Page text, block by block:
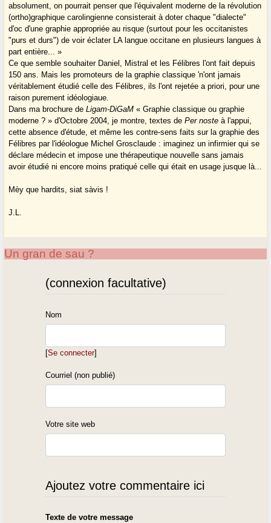
absolument, on pourrait penser que l'équivalent moderne de la révolution
(ortho)graphique carolingienne consisterait à doter chaque "dialecte"
d'oc d'une graphie appropriée au risque (surtout pour les occitanistes
"purs et durs") de voir éclater LA langue occitane en plusieurs langues à
part entière... »
Ce que semble souhaiter Daniel, Mistral et les Félibres l'ont fait depuis
150 ans. Mais les promoteurs de la graphie classique 'n'ont jamais
véritablement étudié celle des Félibres, ils l'ont rejetée a priori, pour une
raison purement idéologiaue.
Dans ma brochure deLigam-DiGaM « Graphie classique ou graphie
moderne ? » d'Octobre 2004, je montre, textes dePer noste à l'appui,
cette absence d'étude, et même les contre-sens faits sur la graphie des
Félibres par l'idéologue Michel Grosclaude : imaginez un infirmier qui se
déclare médecin et impose une thérapeutique nouvelle sans jamais
avoir étudié ni encore moins pratiqué celle qui était en usage jusque là...
Mèy que hardits, siat sàvis !
J.L.
Un gran de sau ?
(connexion facultative)
Nom
[Se connecter]
Courriel (non publié)
Votre site web
Ajoutez votre commentaire ici
Texte de votre message